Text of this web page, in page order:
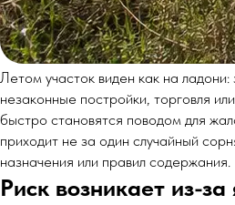
Летом участок виден как на
незаконные постройки, торговля
быстро становятся поводом для
приходит не за один случайный
назначения или правил содержания.
Риск возникает из-за